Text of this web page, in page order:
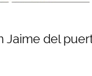
Jaime del